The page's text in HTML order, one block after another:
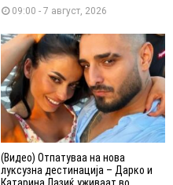
09:00 - 7 август, 2026
(Видео) Отпатуваа на нова
луксузна дестинација – Дарко и